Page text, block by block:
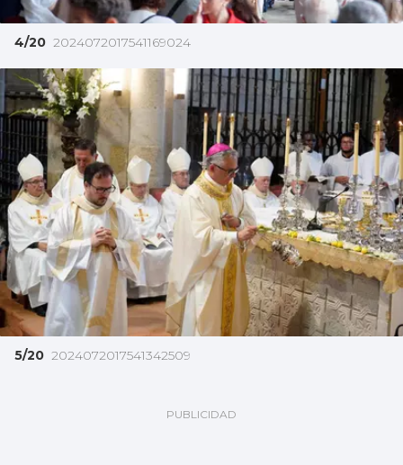
4/20 2024072017541169024
5/20 2024072017541342509